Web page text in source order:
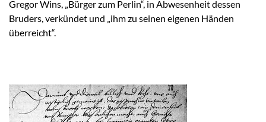
Gregor Wins, „Bürger zum Perlin“, in Abwesenheit dessen
Bruders, verkündet und „ihm zu seinen eigenen Händen
überreicht“.